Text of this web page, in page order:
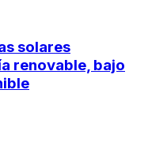
solares
renovable, bajo